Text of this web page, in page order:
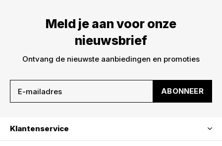
Meld je aan voor onze
nieuwsbrief
Ontvang de nieuwste aanbiedingen en promoties
ABONNEER
Klantenservice